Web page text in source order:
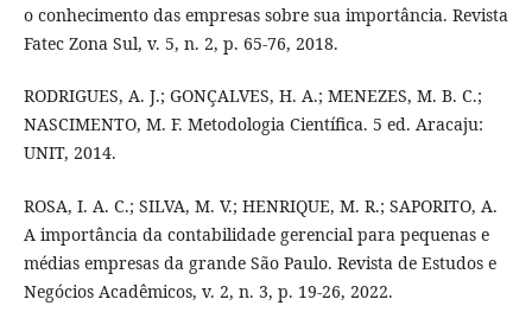
o conhecimento das empresas sobre sua importância. Revista
Fatec Zona Sul, v. 5, n. 2, p. 65-76, 2018.
RODRIGUES, A. J.; GONÇALVES, H. A.; MENEZES, M. B. C.;
NASCIMENTO, M. F. Metodologia Científica. 5 ed. Aracaju:
UNIT, 2014.
ROSA, I. A. C.; SILVA, M. V.; HENRIQUE, M. R.; SAPORITO, A.
A importância da contabilidade gerencial para pequenas e
médias empresas da grande São Paulo. Revista de Estudos e
Negócios Acadêmicos, v. 2, n. 3, p. 19-26, 2022.